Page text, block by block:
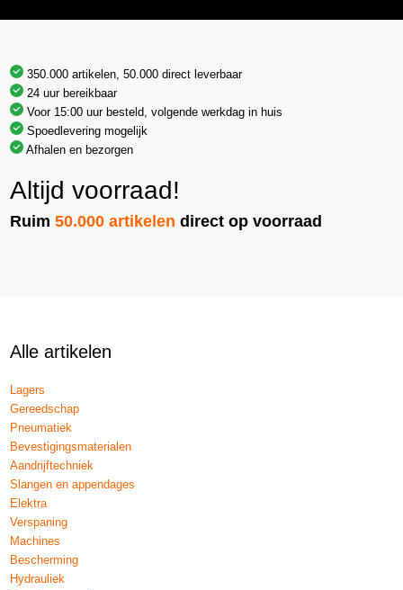
350.000 artikelen, 50.000 direct leverbaar
24 uur bereikbaar
Voor 15:00 uur besteld, volgende werkdag in huis
Spoedlevering mogelijk
Afhalen en bezorgen
Altijd voorraad!
Ruim50.000 artikelen direct op voorraad
Alle artikelen
Lagers
Gereedschap
Pneumatiek
Bevestigingsmaterialen
Aandrijftechniek
Slangen en appendages
Elektra
Verspaning
Machines
Bescherming
Hydrauliek